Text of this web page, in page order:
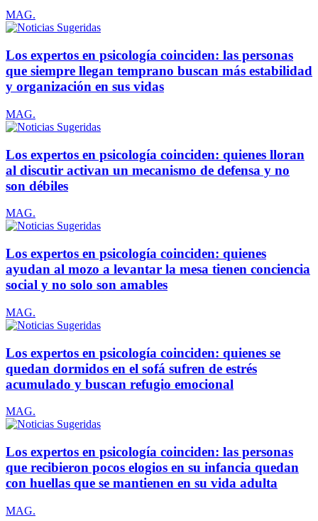
MAG.
Los expertos en psicología coinciden: las personas
que siempre llegan temprano buscan más estabilidad
y organización en sus vidas
MAG.
Los expertos en psicología coinciden: quienes lloran
al discutir activan un mecanismo de defensa y no
son débiles
MAG.
Los expertos en psicología coinciden: quienes
ayudan al mozo a levantar la mesa tienen conciencia
social y no solo son amables
MAG.
Los expertos en psicología coinciden: quienes se
quedan dormidos en el sofá sufren de estrés
acumulado y buscan refugio emocional
MAG.
Los expertos en psicología coinciden: las personas
que recibieron pocos elogios en su infancia quedan
con huellas que se mantienen en su vida adulta
MAG.